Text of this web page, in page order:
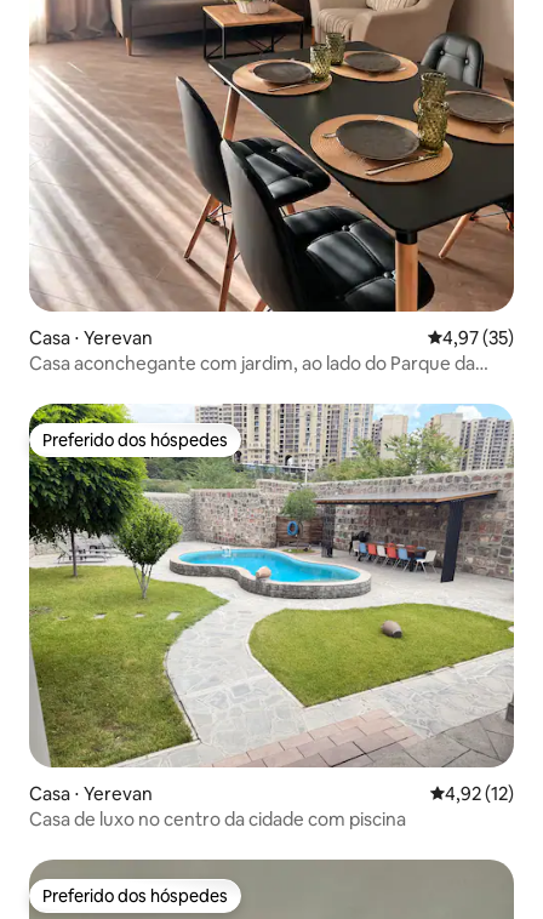
Casa ⋅ Yerevan 4,97 de uma
4,97 (35)
Casa aconchegante com jardim, ao lado do Parque da
Preferido dos hóspedes
Preferido dos hóspedes
Casa ⋅ Yerevan 4,92 de uma
4,92 (12)
Casa de luxo no centro da cidade com piscina
Preferido dos hóspedes
Preferido dos hóspedes